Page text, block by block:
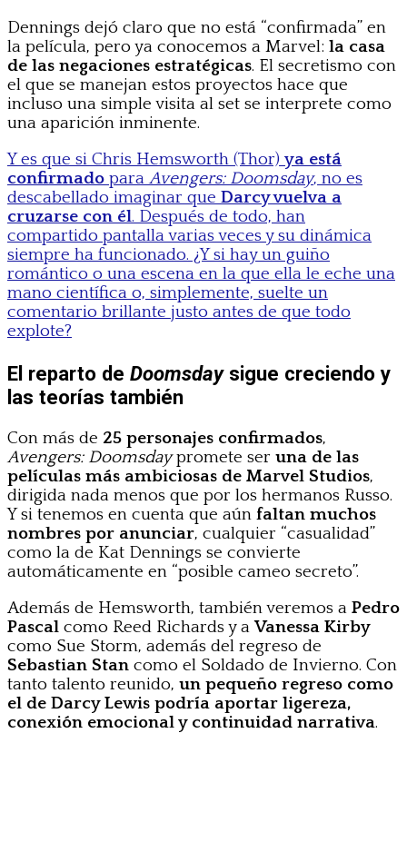
Dennings dejó claro que no está “confirmada” en
la película, pero ya conocemos a Marvel: la casa
de las negaciones estratégicas. El secretismo con
el que se manejan estos proyectos hace que
incluso una simple visita al set se interprete como
una aparición inminente.
Y es que si Chris Hemsworth (Thor) ya está
confirmado paraAvengers: Doomsday, no es
descabellado imaginar que Darcy vuelva a
cruzarse con él. Después de todo, han
compartido pantalla varias veces y su dinámica
siempre ha funcionado. ¿Y si hay un guiño
romántico o una escena en la que ella le eche una
mano científica o, simplemente, suelte un
comentario brillante justo antes de que todo
explote?
El reparto de Doomsdaysigue creciendo y
las teorías también
Con más de 25 personajes confirmados,
Avengers: Doomsdaypromete ser una de las
películas más ambiciosas de Marvel Studios,
dirigida nada menos que por los hermanos Russo.
Y si tenemos en cuenta que aún faltan muchos
nombres por anunciar, cualquier “casualidad”
como la de Kat Dennings se convierte
automáticamente en “posible cameo secreto”.
Además de Hemsworth, también veremos a Pedro
Pascal como Reed Richards y aVanessa Kirby
como Sue Storm, además del regreso de
Sebastian Stan como el Soldado de Invierno. Con
tanto talento reunido, un pequeño regreso como
el de Darcy Lewis podría aportar ligereza,
conexión emocional y continuidad narrativa.